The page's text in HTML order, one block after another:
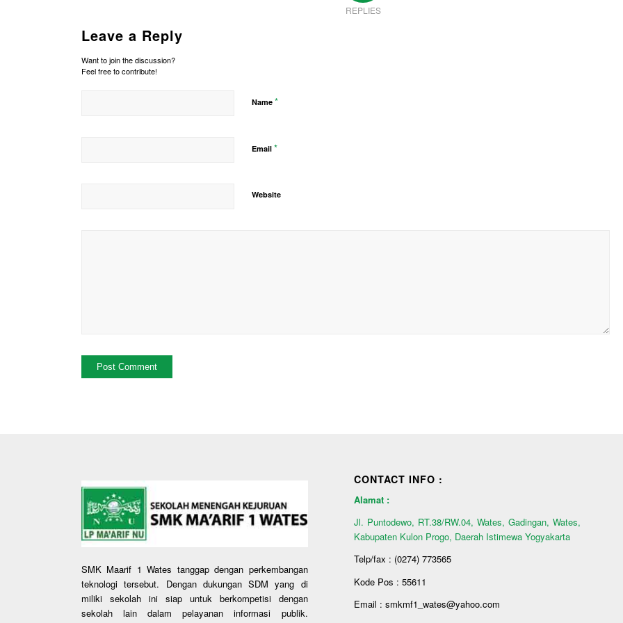
REPLIES
Leave a Reply
Want to join the discussion?
Feel free to contribute!
Name *
Email *
Website
SMK Maarif 1 Wates tanggap dengan perkembangan
teknologi tersebut. Dengan dukungan SDM yang di
miliki sekolah ini siap untuk berkompetisi dengan
sekolah lain dalam pelayanan informasi publik.
CONTACT INFO :
Alamat :
Jl. Puntodewo, RT.38/RW.04, Wates, Gadingan, Wates,
Kabupaten Kulon Progo, Daerah Istimewa Yogyakarta
Telp/fax : (0274) 773565
Kode Pos : 55611
Email : smkmf1_wates@yahoo.com